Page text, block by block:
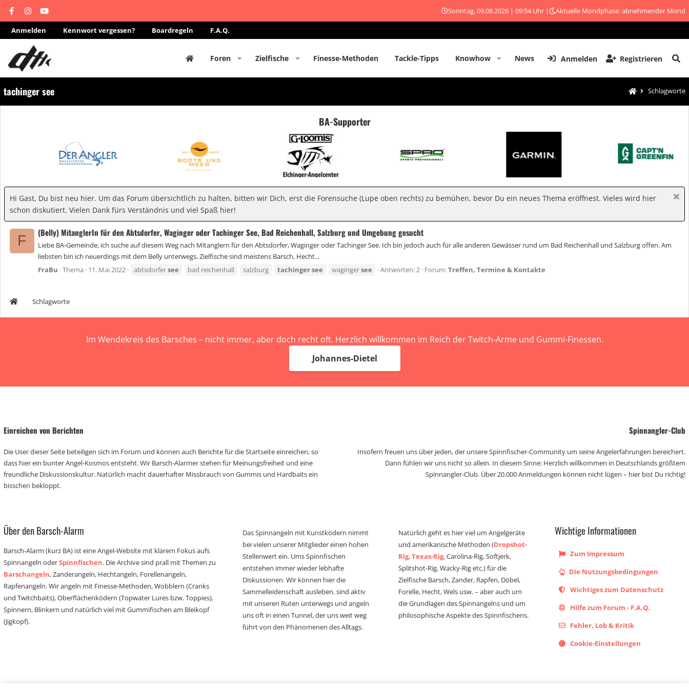
Sonntag, 09.08.2026 | 09:54 Uhr | Aktuelle Mondphase: abnehmender Mond
Anmelden Kennwort vergessen? Boardregeln F.A.Q.
Foren Zielfische Finesse-Methoden Tackle-Tipps Knowhow News Anmelden Registrieren
tachinger see Schlagworte
BA-Supporter
Hi Gast, Du bist neu hier. Um das Forum übersichtlich zu halten, bitten wir Dich, erst die Forensuche (Lupe oben rechts) zu bemühen, bevor Du ein neues Thema eröffnest. Vieles wird hier
schon diskutiert. Vielen Dank fürs Verständnis und viel Spaß hier!
F
(Belly) MitanglerIn für den Abtsdorfer, Waginger oder Tachinger See, Bad Reichenhall, Salzburg und Umgebung gesucht
Liebe BA-Gemeinde, ich suche auf diesem Weg nach Mitanglern für den Abtsdorfer, Waginger oder Tachinger See. Ich bin jedoch auch für alle anderen Gewässer rund um Bad Reichenhall und Salzburg offen. Am
liebsten bin ich neuerdings mit dem Belly unterwegs, Zielfische sind meistens Barsch, Hecht...
FraBu Thema 11. Mai 2022 abtsdorfersee bad reichenhall salzburg tachingersee wagingersee Antworten: 2 Forum:Treffen, Termine & Kontakte
Schlagworte
Im Wendekreis des Barsches – nicht immer, aber doch recht oft. Herzlich willkommen im Reich der Twitch-Arme und Gummi-Finessen.
Johannes-Dietel
Einreichen von Berichten
Die User dieser Seite beteiligen sich im Forum und können auch Berichte für die Startseite einreichen, so
dass hier ein bunter Angel-Kosmos entsteht. Wir Barsch-Alarmer stehen für Meinungsfreiheit und eine
freundliche Diskussionskultur. Natürlich macht dauerhafter Missbrauch von Gummis und Hardbaits ein
bisschen bekloppt.
Spinnangler-Club
Insofern freuen uns über jeden, der unsere Spinnfischer-Community um seine Angelerfahrungen bereichert.
Dann fühlen wir uns nicht so allein. In diesem Sinne: Herzlich willkommen in Deutschlands größtem
Spinnangler-Club. Über 20.000 Anmeldungen können nicht lügen – hier bist Du richtig!
Über den Barsch-Alarm
Barsch-Alarm (kurz BA) ist eine Angel-Website mit klarem Fokus aufs
Spinnangeln oderSpinnfischen. Die Archive sind prall mit Themen zu
Barschangeln, Zanderangeln, Hechtangeln, Forellenangeln,
Rapfenangeln. Wir angeln mit Finesse-Methoden, Wobblern (Cranks
und Twitchbaits), Oberflächenködern (Topwater Lures bzw. Toppies),
Spinnern, Blinkern und natürlich viel mit Gummifischen am Bleikopf
(Jigkopf).
Das Spinnangeln mit Kunstködern nimmt
bei vielen unserer Mitglieder einen hohen
Stellenwert ein. Ums Spinnfischen
entstehen immer wieder lebhafte
Diskussionen. Wir können hier die
Sammelleidenschaft ausleben, sind aktiv
mit unseren Ruten unterwegs und angeln
uns oft in einen Tunnel, der uns weit weg
führt von den Phänomenen des Alltags.
Natürlich geht es hier viel um Angelgeräte
und amerikanische Methoden (Dropshot-
Rig,Texas-Rig, Carolina-Rig, Softjerk,
Splitshot-Rig, Wacky-Rig etc.) für die
Zielfische Barsch, Zander, Rapfen, Döbel,
Forelle, Hecht, Wels usw. – aber auch um
die Grundlagen des Spinnangelns und um
philosophische Aspekte des Spinnfischens.
Wichtige Informationen
Zum Impressum
Die Nutzungsbedingungen
Wichtiges zum Datenschutz
Hilfe zum Forum - F.A.Q.
Fehler, Lob & Kritik
Cookie-Einstellungen